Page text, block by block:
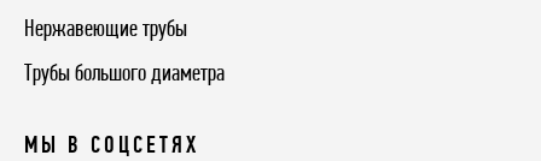
Нержавеющие трубы
Трубы большого диаметра
МЫ В СОЦСЕТЯХ